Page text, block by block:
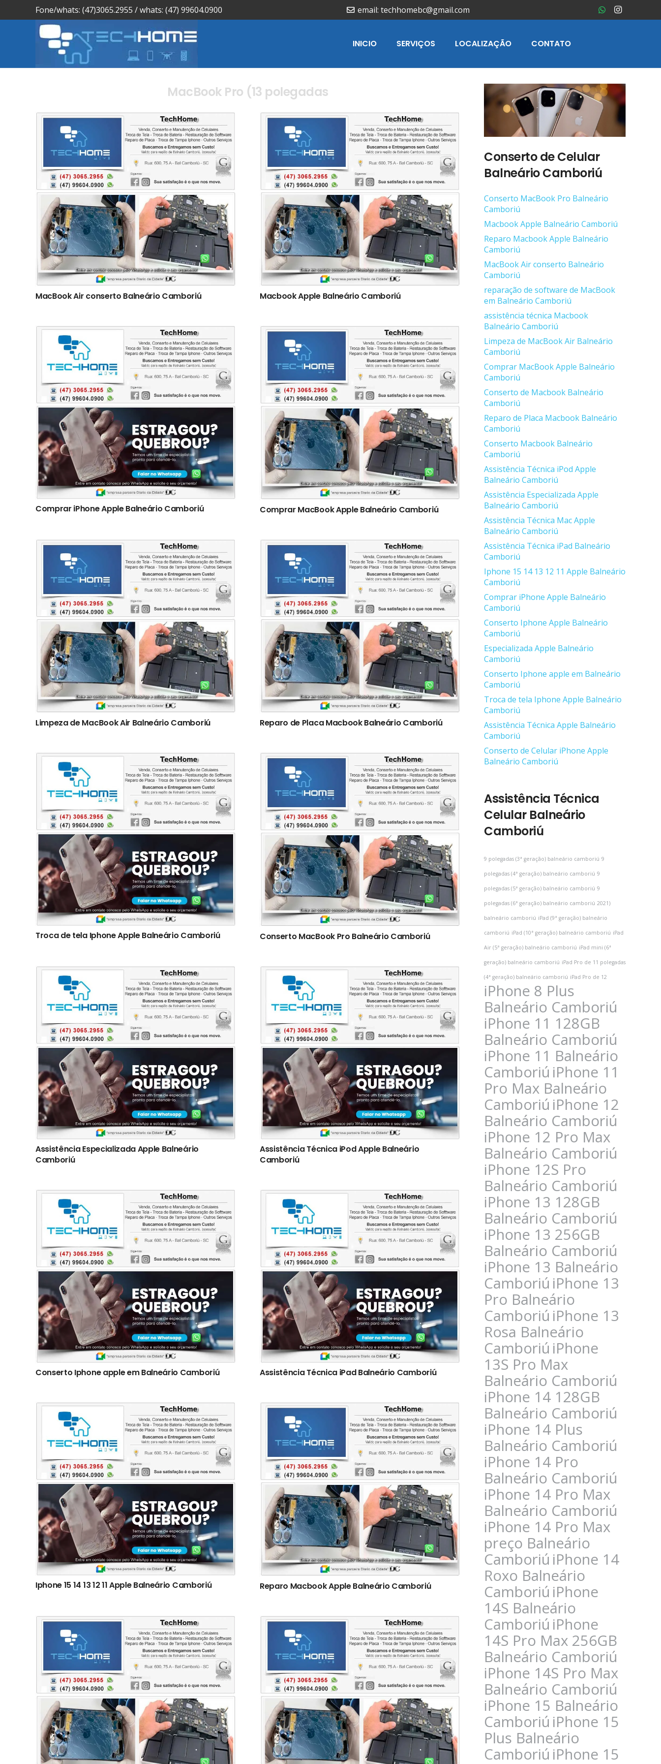
Fone/whats: (47)3065.2955 / whats: (47) 99604.0900 email: techhomebc@gmail.com
INICIO SERVIÇOS LOCALIZAÇÃO CONTATO
MacBook Pro (13 polegadas
MacBook Air conserto Balneário Camboriú Macbook Apple Balneário Camboriú
Comprar iPhone Apple Balneário Camboriú Comprar MacBook Apple Balneário Camboriú
Limpeza de MacBook Air Balneário Camboriú Reparo de Placa Macbook Balneário Camboriú
Troca de tela Iphone Apple Balneário Camboriú Conserto ‎MacBook Pro Balneário Camboriú
Assistência Especializada Apple Balneário
Camboriú
Assistência Técnica iPod Apple Balneário
Camboriú
Conserto Iphone apple em Balneário Camboriú Assistência Técnica iPad Balneário Camboriú
Iphone 15 14 13 12 11 Apple Balneário Camboriú Reparo Macbook Apple Balneário Camboriú
Conserto de Celular
Balneário Camboriú
Conserto ‎MacBook Pro Balneário
Camboriú
Macbook Apple Balneário Camboriú
Reparo Macbook Apple Balneário
Camboriú
MacBook Air conserto Balneário
Camboriú
reparação de software de MacBook
em Balneário Camboriú
assistência técnica Macbook
Balneário Camboriú
Limpeza de MacBook Air Balneário
Camboriú
Comprar MacBook Apple Balneário
Camboriú
Conserto de Macbook Balneário
Camboriú
Reparo de Placa Macbook Balneário
Camboriú
Conserto Macbook Balneário
Camboriú
Assistência Técnica iPod Apple
Balneário Camboriú
Assistência Especializada Apple
Balneário Camboriú
Assistência Técnica Mac Apple
Balneário Camboriú
Assistência Técnica iPad Balneário
Camboriú
Iphone 15 14 13 12 11 Apple Balneário
Camboriú
Comprar iPhone Apple Balneário
Camboriú
Conserto Iphone Apple Balneário
Camboriú
Especializada Apple Balneário
Camboriú
Conserto Iphone apple em Balneário
Camboriú
Troca de tela Iphone Apple Balneário
Camboriú
Assistência Técnica Apple Balneário
Camboriú
Conserto de Celular iPhone Apple
Balneário Camboriú
Assistência Técnica
Celular Balneário
Camboriú
9 polegadas (3ª geração) balneário camboriú 9
polegadas (4ª geração) balneário camboriú 9
polegadas (5ª geração) balneário camboriú 9
polegadas (6ª geração) balneário camboriú 2021)
balneário camboriú iPad (9ª geração) balneário
camboriú iPad (10ª geração) balneário camboriú iPad
Air (5ª geração) balneário camboriú iPad mini (6ª
geração) balneário camboriú iPad Pro de 11 polegadas
(4ª geração) balneário camboriú iPad Pro de 12
iPhone 8 Plus
Balneário Camboriú
iPhone 11 128GB
Balneário Camboriú
iPhone 11 Balneário
Camboriú iPhone 11
Pro Max Balneário
Camboriú iPhone 12
Balneário Camboriú
iPhone 12 Pro Max
Balneário Camboriú
iPhone 12S Pro
Balneário Camboriú
iPhone 13 128GB
Balneário Camboriú
iPhone 13 256GB
Balneário Camboriú
iPhone 13 Balneário
Camboriú iPhone 13
Pro Balneário
Camboriú iPhone 13
Rosa Balneário
Camboriú iPhone
13S Pro Max
Balneário Camboriú
iPhone 14 128GB
Balneário Camboriú
iPhone 14 Plus
Balneário Camboriú
iPhone 14 Pro
Balneário Camboriú
iPhone 14 Pro Max
Balneário Camboriú
iPhone 14 Pro Max
preço Balneário
Camboriú iPhone 14
Roxo Balneário
Camboriú iPhone
14S Balneário
Camboriú iPhone
14S Pro Max 256GB
Balneário Camboriú
iPhone 14S Pro Max
Balneário Camboriú
iPhone 15 Balneário
Camboriú iPhone 15
Plus Balneário
Camboriú iPhone 15